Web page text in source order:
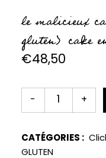
le malicieux
gluten) cake
€48,50
CATÉGORIES :
GLUTEN